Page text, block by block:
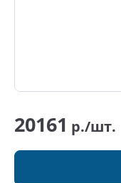
20161 р./шт.